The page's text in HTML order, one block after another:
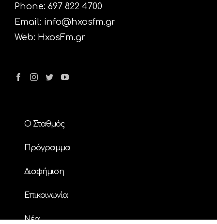
Phone: 697 822 4700
Email: info@hxosfm.gr
Web: HxosFm.gr
Ο Σταθμός
Πρόγραμμα
Διαφήμιση
Επικοινωνία
Nέα